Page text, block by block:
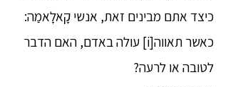
כיצד אתם מבינים זאת, אנשי קָאלָאמַה:
כאשר תאווה[i] עולה באדם, האם הדבר
לטובה או לרעה?